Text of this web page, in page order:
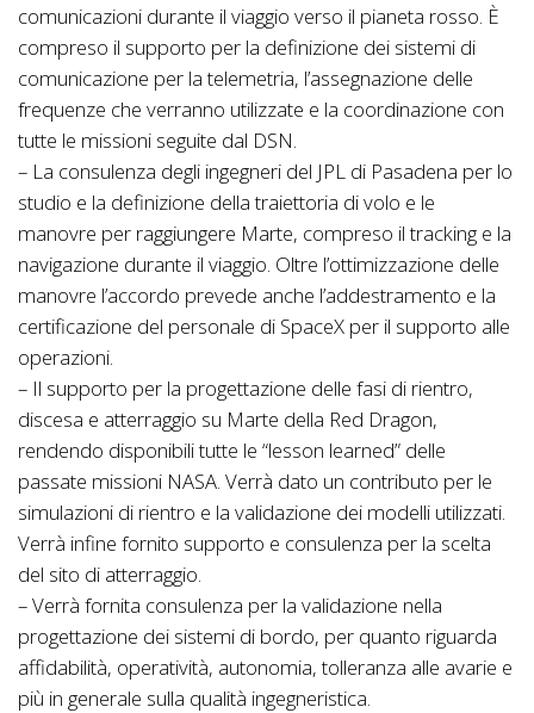
comunicazioni durante il viaggio verso il pianeta rosso. È
compreso il supporto per la definizione dei sistemi di
comunicazione per la telemetria, l’assegnazione delle
frequenze che verranno utilizzate e la coordinazione con
tutte le missioni seguite dal DSN.
– La consulenza degli ingegneri del JPL di Pasadena per lo
studio e la definizione della traiettoria di volo e le
manovre per raggiungere Marte, compreso il tracking e la
navigazione durante il viaggio. Oltre l’ottimizzazione delle
manovre l’accordo prevede anche l’addestramento e la
certificazione del personale di SpaceX per il supporto alle
operazioni.
– Il supporto per la progettazione delle fasi di rientro,
discesa e atterraggio su Marte della Red Dragon,
rendendo disponibili tutte le “lesson learned” delle
passate missioni NASA. Verrà dato un contributo per le
simulazioni di rientro e la validazione dei modelli utilizzati.
Verrà infine fornito supporto e consulenza per la scelta
del sito di atterraggio.
– Verrà fornita consulenza per la validazione nella
progettazione dei sistemi di bordo, per quanto riguarda
affidabilità, operatività, autonomia, tolleranza alle avarie e
più in generale sulla qualità ingegneristica.